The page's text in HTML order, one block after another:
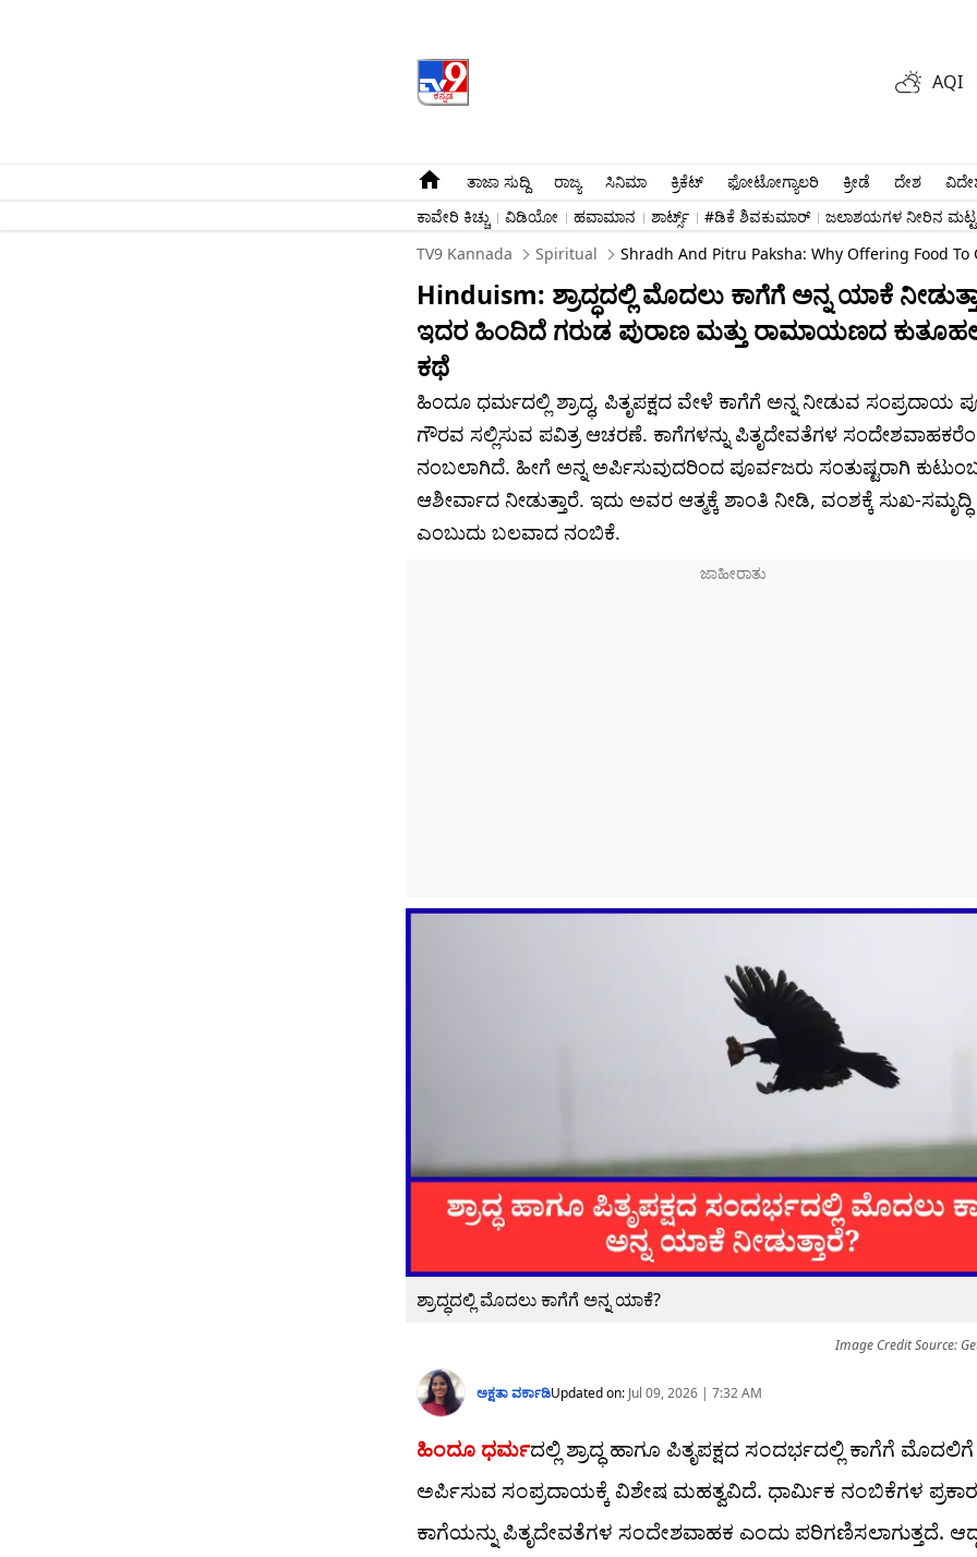
AQI
ತಾಜಾ ಸುದ್ದಿ ರಾಜ್ಯ ಸಿನಿಮಾ ಕ್ರಿಕೆಟ್​ ಫೋಟೋಗ್ಯಾಲರಿ ಕ್ರೀಡೆ ದೇಶ
ಕಾವೇರಿ ಕಿಚ್ಚು
ವಿಡಿಯೋ ಹವಾಮಾನ ಶಾರ್ಟ್ಸ್​ #ಡಿಕೆ ಶಿವಕುಮಾರ್​ ಜಲಾಶಯಗಳ ನೀರಿನ ಮಟ್ಟ
TV9 Kannada
Spiritual Shradh And Pitru Paksha: Why Offering Food To
Hinduism: ಶ್ರಾದ್ಧದಲ್ಲಿ ಮೊದಲು ಕಾಗೆಗೆ ಅನ್ನ ಯಾಕೆ
ಇದರ ಹಿಂದಿದೆ ಗರುಡ ಪುರಾಣ ಮತ್ತು ರಾಮಾಯಣದ
ಕಥೆ
ಹಿಂದೂ ಧರ್ಮದಲ್ಲಿ ಶ್ರಾದ್ಧ, ಪಿತೃಪಕ್ಷದ ವೇಳೆ ಕಾಗೆಗೆ ಅನ್ನ ನೀಡುವ ಸಂಪ್ರದಾಯ
ಗೌರವ ಸಲ್ಲಿಸುವ ಪವಿತ್ರ ಆಚರಣೆ. ಕಾಗೆಗಳನ್ನು ಪಿತೃದೇವತೆಗಳ
ನಂಬಲಾಗಿದೆ. ಹೀಗೆ ಅನ್ನ ಅರ್ಪಿಸುವುದರಿಂದ ಪೂರ್ವಜರು ಸಂತುಷ್ಟರಾಗಿ
ಆಶೀರ್ವಾದ ನೀಡುತ್ತಾರೆ. ಇದು ಅವರ ಆತ್ಮಕ್ಕೆ ಶಾಂತಿ ನೀಡಿ, ವಂಶಕ್ಕೆ ಸುಖ-ಸಮೃದ್ಧಿ
ಎಂಬುದು ಬಲವಾದ ನಂಬಿಕೆ.
ಶ್ರಾದ್ಧದಲ್ಲಿ ಮೊದಲು ಕಾಗೆಗೆ ಅನ್ನ ಯಾಕೆ?
Image Credit Source:
ಅಕ್ಷತಾ ವರ್ಕಾಡಿUpdated on: Jul 09, 2026 | 7:32 AM
ಹಿಂದೂ ಧರ್ಮದಲ್ಲಿ ಶ್ರಾದ್ಧ ಹಾಗೂ ಪಿತೃಪಕ್ಷದ ಸಂದರ್ಭದಲ್ಲಿ ಕಾಗೆಗೆ
ಅರ್ಪಿಸುವ ಸಂಪ್ರದಾಯಕ್ಕೆ ವಿಶೇಷ ಮಹತ್ವವಿದೆ. ಧಾರ್ಮಿಕ ನಂಬಿಕೆಗಳ
ಕಾಗೆಯನ್ನು ಪಿತೃದೇವತೆಗಳ ಸಂದೇಶವಾಹಕ ಎಂದು ಪರಿಗಣಿಸಲಾಗುತ್ತದೆ.